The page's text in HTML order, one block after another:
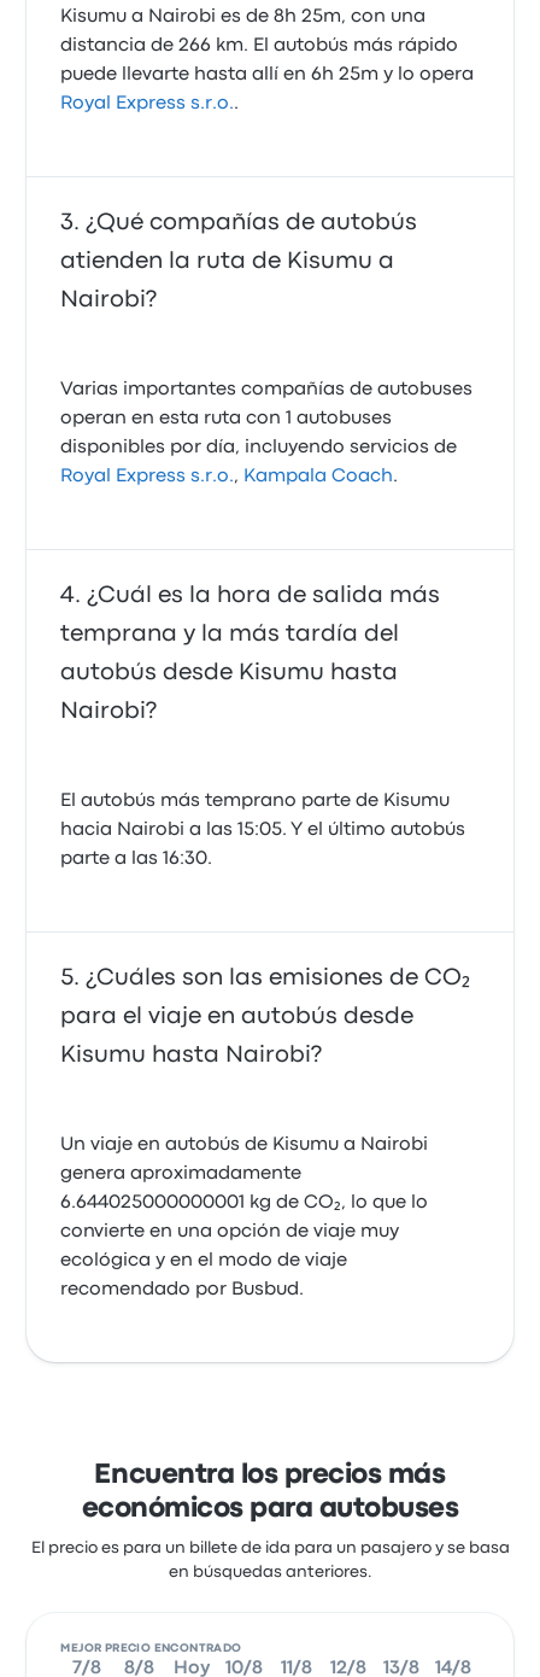
Kisumu a Nairobi es de 8h 25m, con una
distancia de 266 km. El autobús más rápido
puede llevarte hasta allí en 6h 25m y lo opera
Royal Express s.r.o..
¿Qué compañías de autobús
atienden la ruta de Kisumu a
Nairobi?
Varias importantes compañías de autobuses
operan en esta ruta con 1 autobuses
disponibles por día, incluyendo servicios de
Royal Express s.r.o., Kampala Coach.
¿Cuál es la hora de salida más
temprana y la más tardía del
autobús desde Kisumu hasta
Nairobi?
El autobús más temprano parte de Kisumu
hacia Nairobi a las 15:05. Y el último autobús
parte a las 16:30.
¿Cuáles son las emisiones de CO₂
para el viaje en autobús desde
Kisumu hasta Nairobi?
Un viaje en autobús de Kisumu a Nairobi
genera aproximadamente
6.644025000000001 kg de CO₂, lo que lo
convierte en una opción de viaje muy
ecológica y en el modo de viaje
recomendado por Busbud.
Encuentra los precios más
económicos para autobuses
El precio es para un billete de ida para un pasajero y se basa
en búsquedas anteriores.
MEJOR PRECIO ENCONTRADO
7/8 8/8 Hoy 10/8 11/8 12/8 13/8 14/8